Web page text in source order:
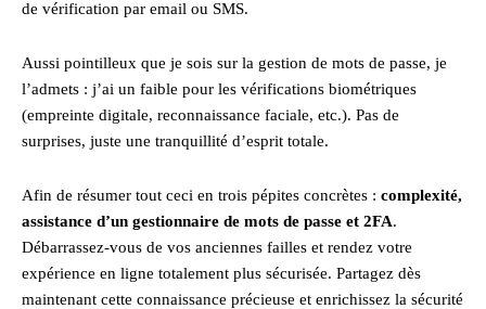
de vérification par email ou SMS.
Aussi pointilleux que je sois sur la gestion de mots de passe, je
l’admets : j’ai un faible pour les vérifications biométriques
(empreinte digitale, reconnaissance faciale, etc.). Pas de
surprises, juste une tranquillité d’esprit totale.
Afin de résumer tout ceci en trois pépites concrètes : complexité,
assistance d’un gestionnaire de mots de passe et 2FA.
Débarrassez-vous de vos anciennes failles et rendez votre
expérience en ligne totalement plus sécurisée. Partagez dès
maintenant cette connaissance précieuse et enrichissez la sécurité